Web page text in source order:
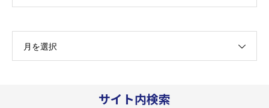
月を選択
サイト内検索